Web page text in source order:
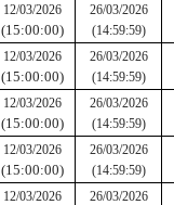
12/03/2026
(15:00:00)
26/03/2026
(14:59:59)
12/03/2026
(15:00:00)
26/03/2026
(14:59:59)
12/03/2026
(15:00:00)
26/03/2026
(14:59:59)
12/03/2026
(15:00:00)
26/03/2026
(14:59:59)
12/03/2026
26/03/2026